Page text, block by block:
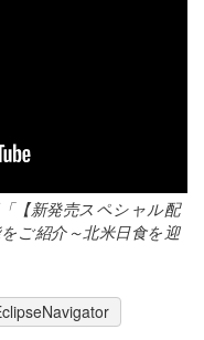
【新発売スペシャル配
ご紹介～北米日食を迎